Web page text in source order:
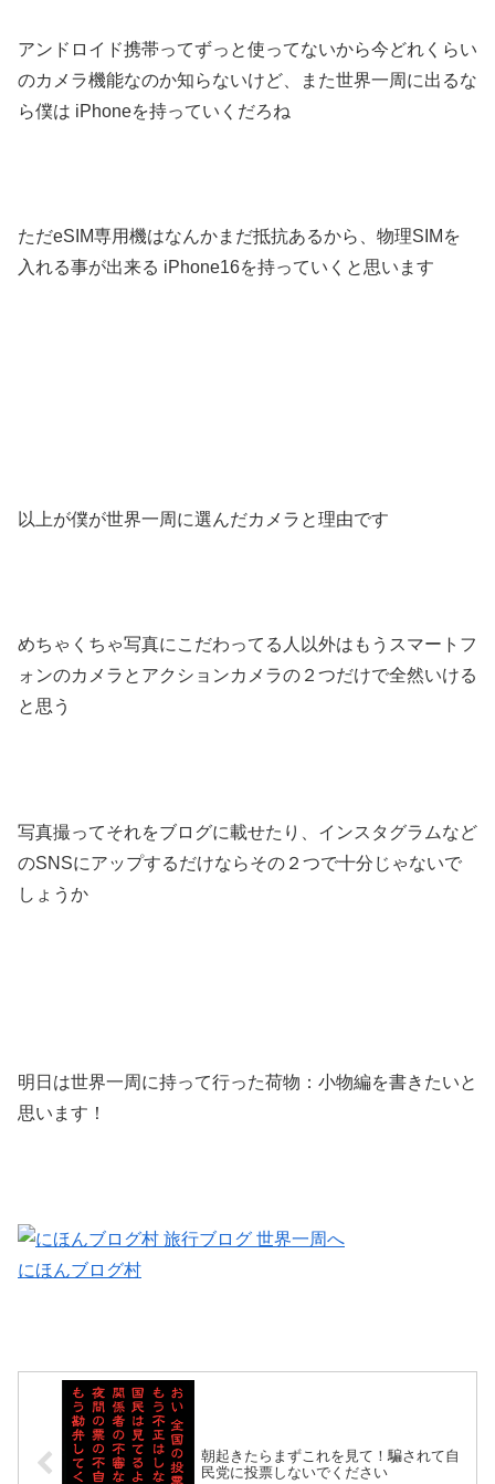
アンドロイド携帯ってずっと使ってないから今どれくらい
のカメラ機能なのか知らないけど、また世界一周に出るな
ら僕は iPhoneを持っていくだろね
ただeSIM専用機はなんかまだ抵抗あるから、物理SIMを
入れる事が出来る iPhone16を持っていくと思います
以上が僕が世界一周に選んだカメラと理由です
めちゃくちゃ写真にこだわってる人以外はもうスマートフ
ォンのカメラとアクションカメラの２つだけで全然いける
と思う
写真撮ってそれをブログに載せたり、インスタグラムなど
のSNSにアップするだけならその２つで十分じゃないで
しょうか
明日は世界一周に持って行った荷物：小物編を書きたいと
思います！
にほんブログ村
朝起きたらまずこれを見て！騙されて自
民党に投票しないでください